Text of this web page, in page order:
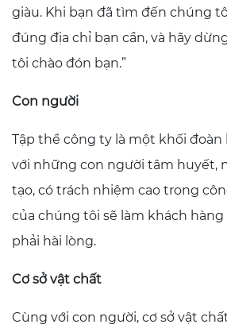
giàu. Khi bạn đã tìm đến chúng
đúng địa chỉ bạn cần, và hãy
tôi chào đón bạn.”
Con người
Tập thể công ty là một khối
với những con người tâm huyết,
tạo, có trách nhiệm cao trong
của chúng tôi sẽ làm khách
phải hài lòng.
Cơ sở vật chất
Cùng với con người, cơ sở vật